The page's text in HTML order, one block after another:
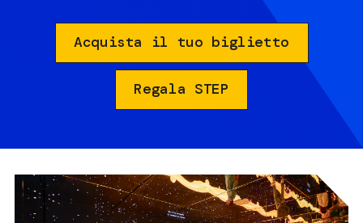
Acquista il tuo biglietto
Regala STEP